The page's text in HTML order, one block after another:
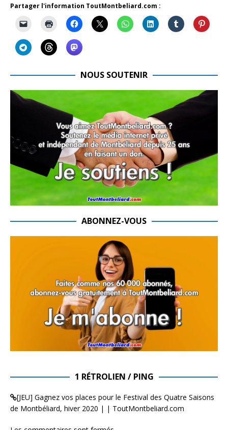
Partager l'information ToutMontbeliard.com :
NOUS SOUTENIR
ABONNEZ-VOUS
1 RÉTROLIEN / PING
[JEU] Gagnez vos places pour le Festival des Quatre Saisons
de Montbéliard, hiver 2020 | | ToutMontbeliard.com